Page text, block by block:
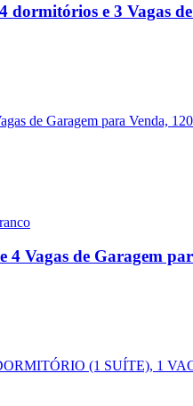
dormitórios e 3 Vagas
4 Vagas de Garagem